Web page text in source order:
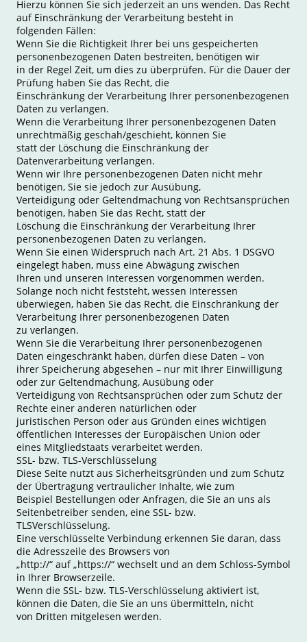
Hierzu können Sie sich jederzeit an uns wenden. Das Recht
auf Einschränkung der Verarbeitung besteht in
folgenden Fällen:
Wenn Sie die Richtigkeit Ihrer bei uns gespeicherten
personenbezogenen Daten bestreiten, benötigen wir
in der Regel Zeit, um dies zu überprüfen. Für die Dauer der
Prüfung haben Sie das Recht, die
Einschränkung der Verarbeitung Ihrer personenbezogenen
Daten zu verlangen.
Wenn die Verarbeitung Ihrer personenbezogenen Daten
unrechtmäßig geschah/geschieht, können Sie
statt der Löschung die Einschränkung der
Datenverarbeitung verlangen.
Wenn wir Ihre personenbezogenen Daten nicht mehr
benötigen, Sie sie jedoch zur Ausübung,
Verteidigung oder Geltendmachung von Rechtsansprüchen
benötigen, haben Sie das Recht, statt der
Löschung die Einschränkung der Verarbeitung Ihrer
personenbezogenen Daten zu verlangen.
Wenn Sie einen Widerspruch nach Art. 21 Abs. 1 DSGVO
eingelegt haben, muss eine Abwägung zwischen
Ihren und unseren Interessen vorgenommen werden.
Solange noch nicht feststeht, wessen Interessen
überwiegen, haben Sie das Recht, die Einschränkung der
Verarbeitung Ihrer personenbezogenen Daten
zu verlangen.
Wenn Sie die Verarbeitung Ihrer personenbezogenen
Daten eingeschränkt haben, dürfen diese Daten – von
ihrer Speicherung abgesehen – nur mit Ihrer Einwilligung
oder zur Geltendmachung, Ausübung oder
Verteidigung von Rechtsansprüchen oder zum Schutz der
Rechte einer anderen natürlichen oder
juristischen Person oder aus Gründen eines wichtigen
öffentlichen Interesses der Europäischen Union oder
eines Mitgliedstaats verarbeitet werden.
SSL- bzw. TLS-Verschlüsselung
Diese Seite nutzt aus Sicherheitsgründen und zum Schutz
der Übertragung vertraulicher Inhalte, wie zum
Beispiel Bestellungen oder Anfragen, die Sie an uns als
Seitenbetreiber senden, eine SSL- bzw.
TLSVerschlüsselung.
Eine verschlüsselte Verbindung erkennen Sie daran, dass
die Adresszeile des Browsers von
„http://“ auf „https://“ wechselt und an dem Schloss-Symbol
in Ihrer Browserzeile.
Wenn die SSL- bzw. TLS-Verschlüsselung aktiviert ist,
können die Daten, die Sie an uns übermitteln, nicht
von Dritten mitgelesen werden.